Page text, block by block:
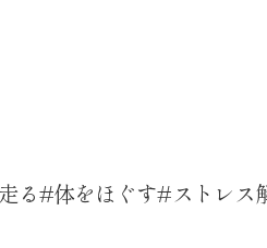
る 体をほぐす ストレス